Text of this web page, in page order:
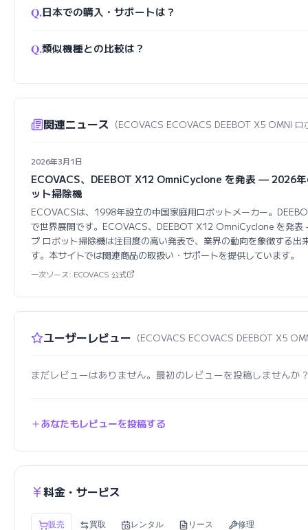
Q.日本での購入・サポートは？
Q.類似機種との比較は？
関連ニュース （ECOVACS ECOVACS DEEBOT X5 OMNI ロ
2026年3月1日
ECOVACS、DEEBOT X12 OmniCyclone を発表 — 2026
ット掃除機
ECOVACSは、1998年設立の中国家庭用ロボットメーカー。
で世界展開です。ECOVACS、DEEBOT X12 OmniCyclone を発
プ ロボット掃除機は注目度の高い発表で、業界の動向を象徴する出
す。本サイトでは関連商品の取扱い・サポートを提供しています。
一次ソース: ECOVACS 公式
ユーザーレビュー （ECOVACS ECOVACS DEEBOT X5
まだレビューはありません。最初のレビューを投稿しませんか
あなたもレビューを投稿する
料金・サービス
販売 買取 レンタル リース 修理